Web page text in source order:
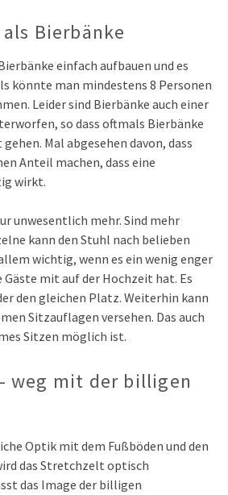
Bierbänke
einfach aufbauen und es
könnte man mindestens 8 Personen
Leider sind Bierbänke auch einer
so dass oftmals Bierbänke
Mal abgesehen davon, dass
Anteil machen, dass eine
wirkt.
unwesentlich mehr. Sind mehr
kann den Stuhl nach belieben
wichtig, wenn es ein wenig enger
Gäste mit auf der Hochzeit hat. Es
den gleichen Platz. Weiterhin kann
Sitzauflagen versehen. Das auch
Sitzen möglich ist.
weg mit der billigen
Optik mit dem Fußböden und den
das Stretchzelt optisch
das Image der billigen